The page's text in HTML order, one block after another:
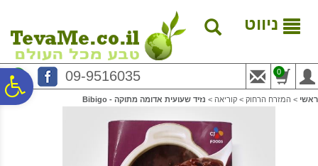
נגישות
המרכזי
ניווט
09-9516035 0
ראשי > המזרח הרחוק > קוריאה > נזיד שעועית אדומה מתוקה - Bibigo